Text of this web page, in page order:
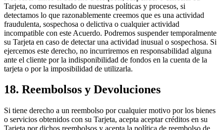
Tarjeta, como resultado de nuestras políticas y procesos, si
detectamos lo que razonablemente creemos que es una actividad
fraudulenta, sospechosa o delictiva o cualquier actividad
incompatible con este Acuerdo. Podremos suspender temporalmente
su Tarjeta en caso de detectar una actividad inusual o sospechosa. Si
ejercemos este derecho, no incurriremos en responsabilidad alguna
ante el cliente por la indisponibilidad de fondos en la cuenta de la
tarjeta o por la imposibilidad de utilizarla.
18. Reembolsos y Devoluciones
Si tiene derecho a un reembolso por cualquier motivo por los bienes
o servicios obtenidos con su Tarjeta, acepta aceptar créditos en su